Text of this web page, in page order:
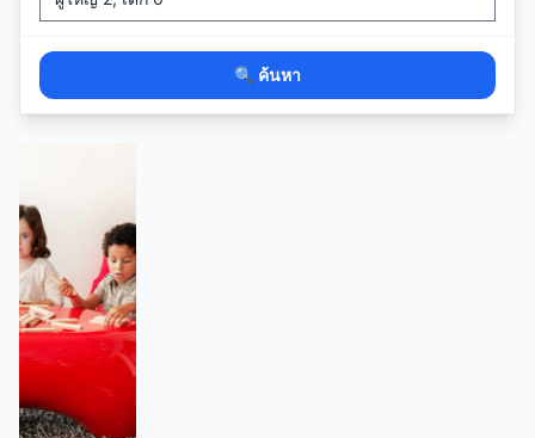
🔍 ค้นหา